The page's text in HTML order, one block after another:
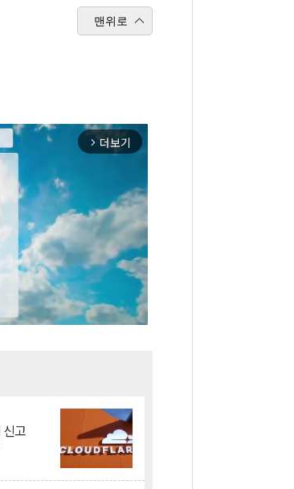
맨위로
arrow_forward_ios 더보기
고